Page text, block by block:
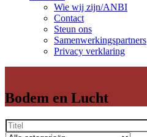
Wie wij zijn/ANBI
Contact
Steun ons
Samenwerkingspartners
Privacy verklaring
Bodem en Lucht